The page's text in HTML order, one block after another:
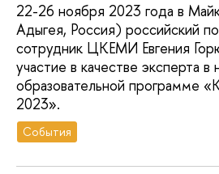
22-26 ноября 2023 года в
Адыгея, Россия) российский
сотрудник ЦКЕМИ Евгения
участие в качестве эксперта в
образовательной программе
2023».
События